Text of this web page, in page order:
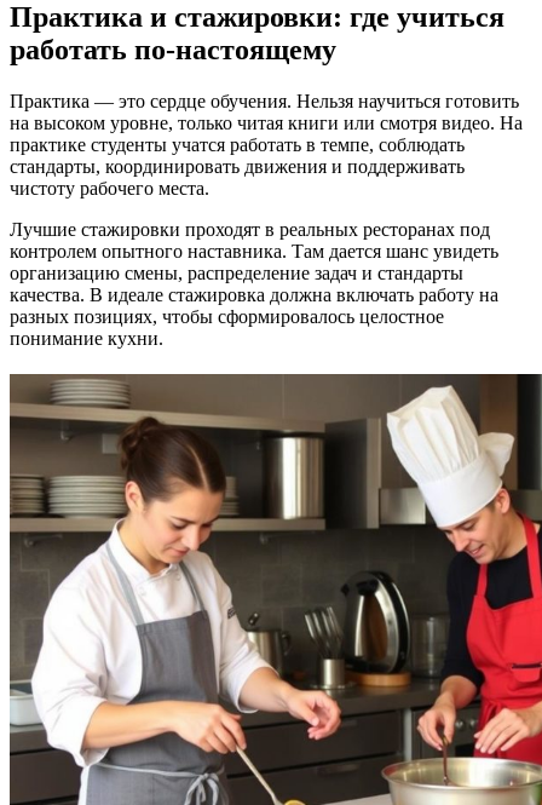
Практика и стажировки: где учиться
работать по-настоящему
Практика — это сердце обучения. Нельзя научиться готовить
на высоком уровне, только читая книги или смотря видео. На
практике студенты учатся работать в темпе, соблюдать
стандарты, координировать движения и поддерживать
чистоту рабочего места.
Лучшие стажировки проходят в реальных ресторанах под
контролем опытного наставника. Там дается шанс увидеть
организацию смены, распределение задач и стандарты
качества. В идеале стажировка должна включать работу на
разных позициях, чтобы сформировалось целостное
понимание кухни.